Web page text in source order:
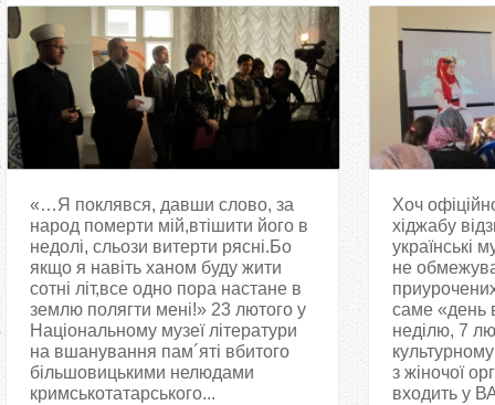
«…Я поклявся, давши слово, за
народ померти мій,втішити його в
недолі, сльози витерти рясні.Бо
якщо я навіть ханом буду жити
сотні літ,все одно пора настане в
землю полягти мені!» 23 лютого у
Національному музеї літератури
на вшанування пам´яті вбитого
більшовицькими нелюдами
кримськотатарського...
Хоч
хіджабу
українські
не
саме «день
неділю, 7
з жіночої
входить у